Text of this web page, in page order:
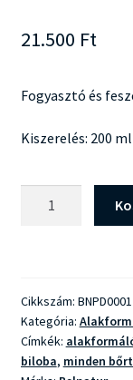
21.500 Ft
Fogyasztó és
Kiszerelés: 200 ml
mennyiség
Cikkszám: BNPD0001
Kategória:
Címkék:
biloba, minden